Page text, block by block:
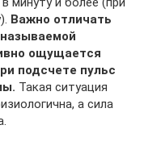
Важно отличать
ощущается
подсчете пульс
Такая ситуация
а сила